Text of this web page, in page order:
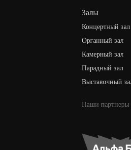
Залы
Концертный зал
Органный зал
Камерный зал
Парадный зал
Выставочный
Наши партнеры